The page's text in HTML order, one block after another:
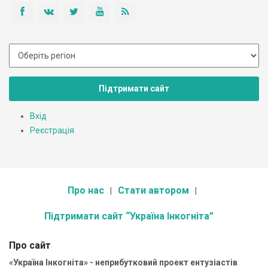
Підтримати сайт
Вхід
Реєстрація
Про нас Стати автором
Підтримати сайт “Україна Інкогніта”
Про сайт
«Україна Інкогніта» - неприбутковий проект ентузіастів